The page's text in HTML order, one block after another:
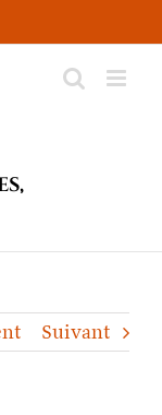
Suivant